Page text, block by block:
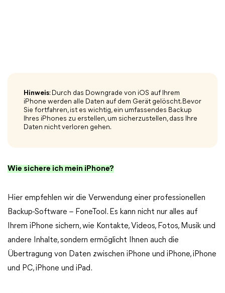
Hinweis: Durch das Downgrade von iOS auf Ihrem
iPhone werden alle Daten auf dem Gerät gelöscht. Bevor
Sie fortfahren, ist es wichtig, ein umfassendes Backup
Ihres iPhones zu erstellen, um sicherzustellen, dass Ihre
Daten nicht verloren gehen.
Wie sichere ich mein iPhone?
Hier empfehlen wir die Verwendung einer professionellen
Backup-Software – FoneTool. Es kann nicht nur alles auf
Ihrem iPhone sichern, wie Kontakte, Videos, Fotos, Musik und
andere Inhalte, sondern ermöglicht Ihnen auch die
Übertragung von Daten zwischen iPhone und iPhone, iPhone
und PC, iPhone und iPad.